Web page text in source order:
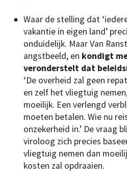
Waar de stelling dat
vakantie in eigen land’
onduidelijk. Maar Van
angstbeeld, en kondigt
veronderstelt dat
‘De overheid zal geen
en zelf het vliegtuig
moeilijk. Een verlengd
moeten betalen. Wie nu
onzekerheid in.’ De vraag
viroloog zich precies
vliegtuig nemen dan
kosten zal opdraaien.